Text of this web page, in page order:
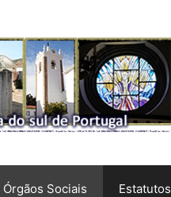
Órgãos Sociais Estatutos